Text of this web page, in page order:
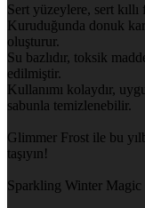
Sert yüzeylere, sert kıllı
Kuruduğunda donuk
oluşturur.
Su bazlıdır, toksik
edilmiştir.
Kullanımı kolaydır,
sabunla temizlenebilir.
Glimmer Frost ile bu
taşıyın!
Sparkling Winter